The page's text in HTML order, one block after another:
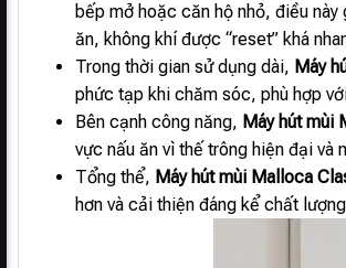
bếp mở hoặc căn hộ nhỏ, điều
ăn, không khí được “reset” khá
Trong thời gian sử dụng dài, Máy
phức tạp khi chăm sóc, phù hợp
Bên cạnh công năng, Máy hút mùi
vực nấu ăn vì thế trông hiện đại và
Tổng thể, Máy hút mùi Malloca
hơn và cải thiện đáng kể chất